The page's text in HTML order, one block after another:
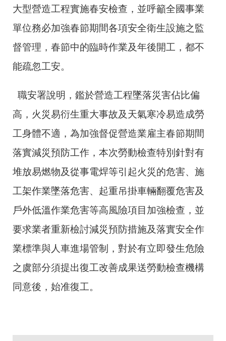
大型營造工程實施春安檢查，並呼籲全國事業
單位務必加強春節期間各項安全衛生設施之監
督管理，春節中的臨時作業及年後開工，都不
能疏忽工安。
職安署說明，鑑於營造工程墜落災害佔比偏
高，火災易衍生重大事故及天氣寒冷易造成勞
工身體不適，為加強督促營造業雇主春節期間
落實減災預防工作，本次勞動檢查特別針對有
堆放易燃物及從事電焊等引起火災的危害、施
工架作業墜落危害、起重吊掛車輛翻覆危害及
戶外低溫作業危害等高風險項目加強檢查，並
要求業者重新檢討減災預防措施及落實安全作
業標準與人車進場管制，對於有立即發生危險
之虞部分須提出復工改善成果送勞動檢查機構
同意後，始准復工。